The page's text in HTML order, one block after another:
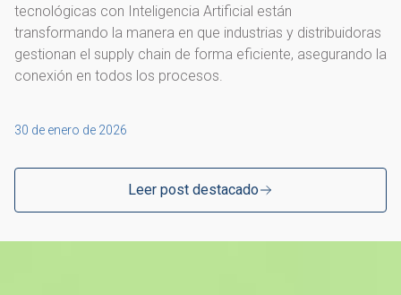
tecnológicas con Inteligencia Artificial están
transformando la manera en que industrias y distribuidoras
gestionan el supply chain de forma eficiente, asegurando la
conexión en todos los procesos.
30 de enero de 2026
Leer post destacado